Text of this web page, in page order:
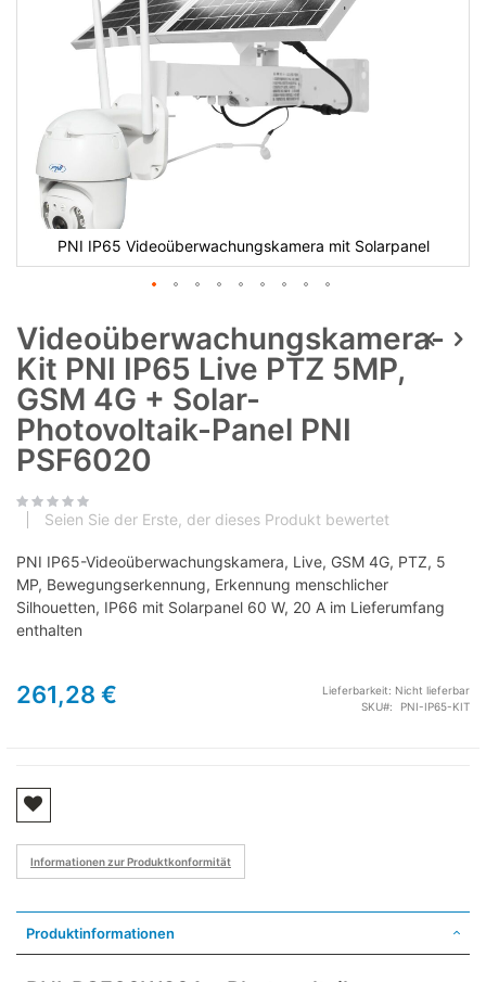
PNI IP65 Videoüberwachungskamera mit Solarpanel
Videoüberwachungskamera-
Kit PNI IP65 Live PTZ 5MP,
GSM 4G + Solar-
Photovoltaik-Panel PNI
PSF6020
Seien Sie der Erste, der dieses Produkt bewertet
PNI IP65-Videoüberwachungskamera, Live, GSM 4G, PTZ, 5
MP, Bewegungserkennung, Erkennung menschlicher
Silhouetten, IP66 mit Solarpanel 60 W, 20 A im Lieferumfang
enthalten
261,28 € Lieferbarkeit: Nicht lieferbar
SKU
PNI-IP65-KIT
Informationen zur Produktkonformität
Produktinformationen